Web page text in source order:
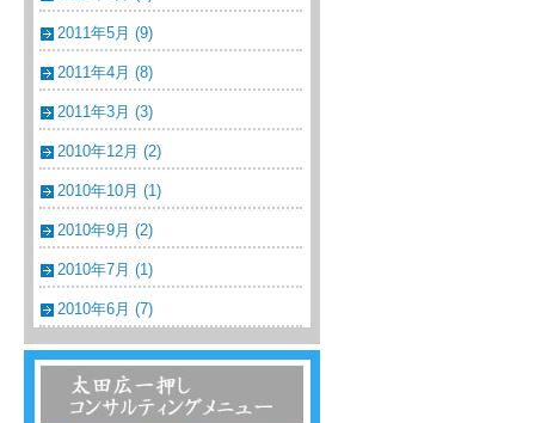
2011年5月 (9)
2011年4月 (8)
2011年3月 (3)
2010年12月 (2)
2010年10月 (1)
2010年9月 (2)
2010年7月 (1)
2010年6月 (7)
温浴・温泉・スーパー銭湯コンサルティン
グメニュー一覧